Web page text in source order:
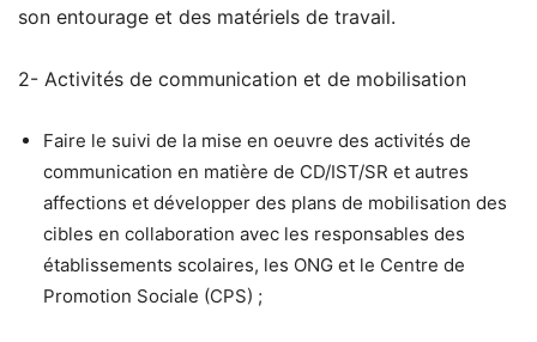
son entourage et des matériels de travail.
2- Activités de communication et de mobilisation
Faire le suivi de la mise en oeuvre des activités de
communication en matière de CD/IST/SR et autres
affections et développer des plans de mobilisation des
cibles en collaboration avec les responsables des
établissements scolaires, les ONG et le Centre de
Promotion Sociale (CPS) ;